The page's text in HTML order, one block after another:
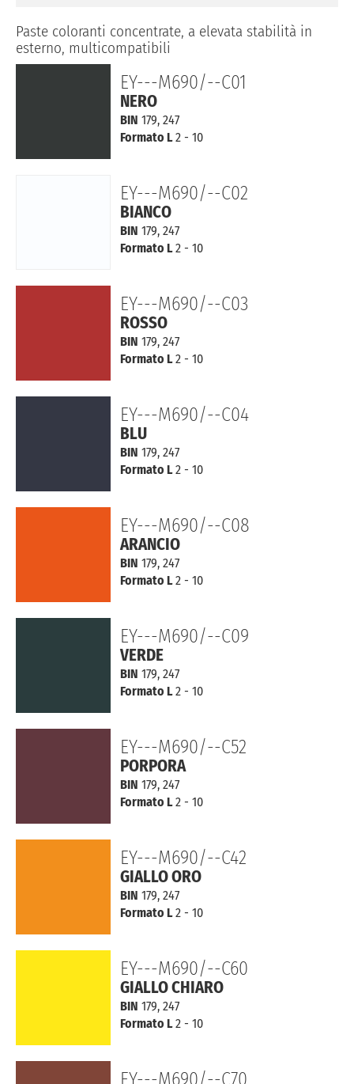
Paste coloranti concentrate, a elevata stabilità in
esterno, multicompatibili
EY---M690/--C01
NERO
BIN 179, 247
Formato L2 - 10
EY---M690/--C02
BIANCO
BIN 179, 247
Formato L2 - 10
EY---M690/--C03
ROSSO
BIN 179, 247
Formato L2 - 10
EY---M690/--C04
BLU
BIN 179, 247
Formato L2 - 10
EY---M690/--C08
ARANCIO
BIN 179, 247
Formato L2 - 10
EY---M690/--C09
VERDE
BIN 179, 247
Formato L2 - 10
EY---M690/--C52
PORPORA
BIN 179, 247
Formato L2 - 10
EY---M690/--C42
GIALLO ORO
BIN 179, 247
Formato L2 - 10
EY---M690/--C60
GIALLO CHIARO
BIN 179, 247
Formato L2 - 10
EY---M690/--C70